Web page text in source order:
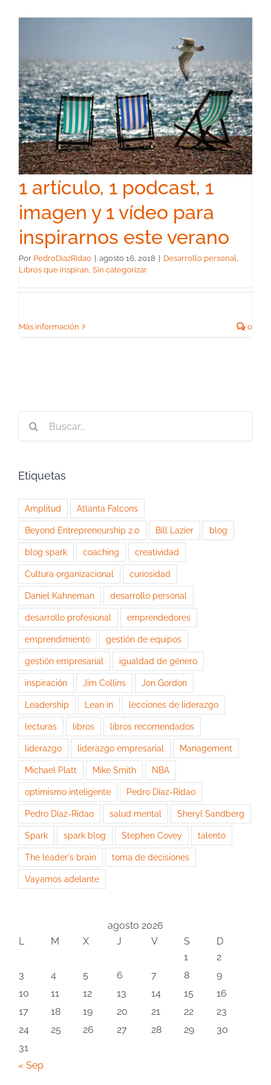
1 artículo, 1 podcast, 1
imagen y 1 vídeo para
inspirarnos este verano
Por PedroDiazRidao | agosto 16, 2018 | Desarrollo personal
Libros que inspiran Sin categorizar
Más información 0
Etiquetas
Amplitud Atlanta Falcons
Beyond Entrepreneurship 2.0 Bill Lazier blog
blog spark coaching creatividad
Cultura organizacional curiosidad
Daniel Kahneman desarrollo personal
desarrollo profesional emprendedores
emprendimiento gestión de equipos
gestión empresarial igualdad de género
inspiración Jim Collins Jon Gordon
Leadership Lean in lecciones de liderazgo
lecturas libros libros recomendados
liderazgo liderazgo empresarial Management
Michael Platt Mike Smith NBA
optimismo inteligente Pedro Díaz-Ridao
Pedro Díaz-Ridao salud mental Sheryl Sandberg
Spark spark blog Stephen Covey talento
The leader's brain toma de decisiones
Vayamos adelante
agosto 2026
L
M X J V S
D
1
2
3
4 5 6 7 8
9
10
11 12 13 14 15
16
17
18 19 20 21 22
23
24
25 26 27 28 29
30
31
« Sep